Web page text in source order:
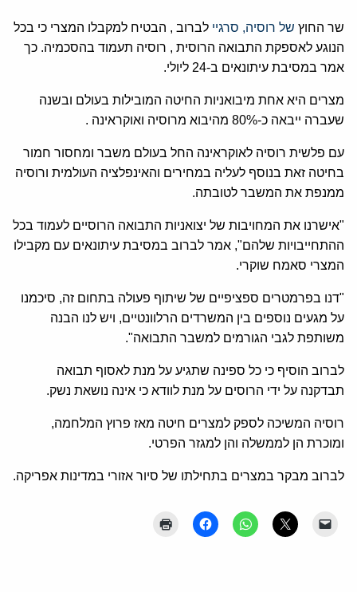
שר החוץ של רוסיה, סרגיי לברוב , הבטיח למקבלו המצרי כי בכל
הנוגע לאספקת התבואה הרוסית , רוסיה תעמוד בהסכמיה. כך
אמר במסיבת עיתונאים ב-24 ליולי.
מצרים היא אחת מיבואניות החיטה המובילות בעולם ובשנה
שעברה ייבאה כ-80% מהיבוא מרוסיה ואוקראינה .
עם פלשית רוסיה לאוקראינה החל בעולם משבר ומחסור חמור
בחיטה זאת בנוסף לעליה במחירים והאינפלציה העולמית ורוסיה
ממנפת את המשבר לטובתה.
"אישרנו את המחויבות של יצואניות התבואה הרוסיים לעמוד בכל
ההתחייבויות שלהם", אמר לברוב במסיבת עיתונאים עם מקבילו
המצרי סאמח שוקרי.
"דנו בפרמטרים ספציפיים של שיתוף פעולה בתחום זה, סיכמנו
על מגעים נוספים בין המשרדים הרלוונטיים, ויש לנו הבנה
משותפת לגבי הגורמים למשבר התבואה".
לברוב הוסיף כי כל ספינה שתגיע על מנת לאסוף תבואה
תבדקנה על ידי הרוסים על מנת לוודא כי אינה נושאת נשק.
רוסיה המשיכה לספק למצרים חיטה מאז פרוץ המלחמה,
ומוכרת הן לממשלה והן למגזר הפרטי.
לברוב מבקר במצרים בתחילתו של סיור אזורי במדינות אפריקה.